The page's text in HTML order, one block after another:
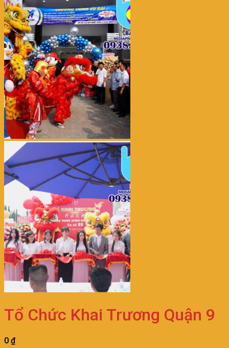
Tổ Chức Khai Trương Quận 9
0 ₫